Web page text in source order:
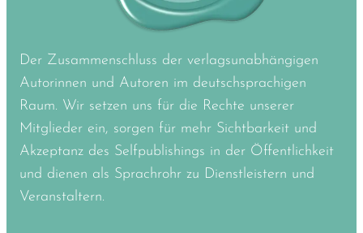
Der Zusammenschluss der verlagsunabhängigen
Autorinnen und Autoren im deutschsprachigen
Raum. Wir setzen uns für die Rechte unserer
Mitglieder ein, sorgen für mehr Sichtbarkeit und
Akzeptanz des Selfpublishings in der Öffentlichkeit
und dienen als Sprachrohr zu Dienstleistern und
Veranstaltern.